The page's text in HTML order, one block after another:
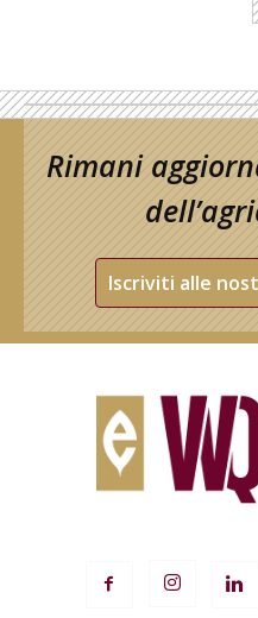
Rimani
Iscriviti alle